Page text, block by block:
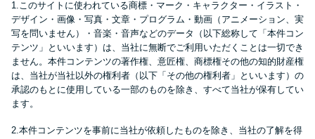
便利なコンテンツ
カードローン診断
1.このサイトに使われている商標・マーク・キャラクター・イラスト・
デザイン・画像・写真・文章・プログラム・動画（アニメーション、実
写を問いません）・音楽・音声などのデータ（以下総称して「本件コン
テンツ」といいます）は、当社に無断でご利用いただくことは一切でき
ません。本件コンテンツの著作権、意匠権、商標権その他の知的財産権
は、当社が当社以外の権利者（以下「その他の権利者」といいます）の
承認のもとに使用している一部のものを除き、すべて当社が保有してい
ます。
2.本件コンテンツを事前に当社が依頼したものを除き、当社の了解を得